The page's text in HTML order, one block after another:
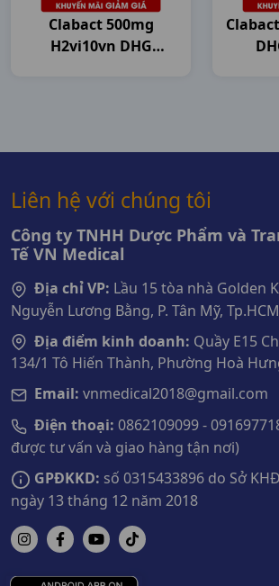
Clabact 500mg
H2vi10vn DHG
Liên hệ với chúng tôi
Công ty TNHH Dược Phẩm và
Tế VN Medical
Địa chỉ VP: Lầu 15 tòa nhà Golden
Nguyễn Lương Bằng, P. Tân Mỹ, Tp.HCM
Địa điểm kinh doanh: Quầy E15
134/1 Tô Hiến Thành, Phường Hoà
Email: vnmedical2018@gmail.com
Điện thoại: 0862109099 -
được tư vấn và giao hàng tận nơi)
GPĐKKD: số 0315433896 do Sở
ngày 13 tháng 12 năm 2018